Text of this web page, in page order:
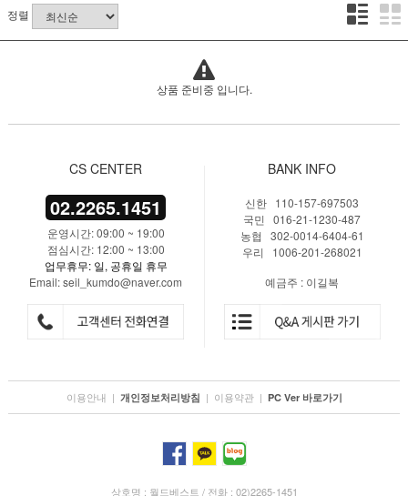
정렬
상품 준비중 입니다.
CS CENTER
02.2265.1451
운영시간: 09:00 ~ 19:00
점심시간: 12:00 ~ 13:00
업무휴무: 일, 공휴일 휴무
Email: seil_kumdo@naver.com
BANK INFO
신한 110-157-697503
국민 016-21-1230-487
농협 302-0014-6404-61
우리 1006-201-268021
예금주 : 이길복
이용안내 | 개인정보처리방침 | 이용약관 | PC Ver 바로가기
상호명 : 월드베스트 / 전화 : 02)2265-1451